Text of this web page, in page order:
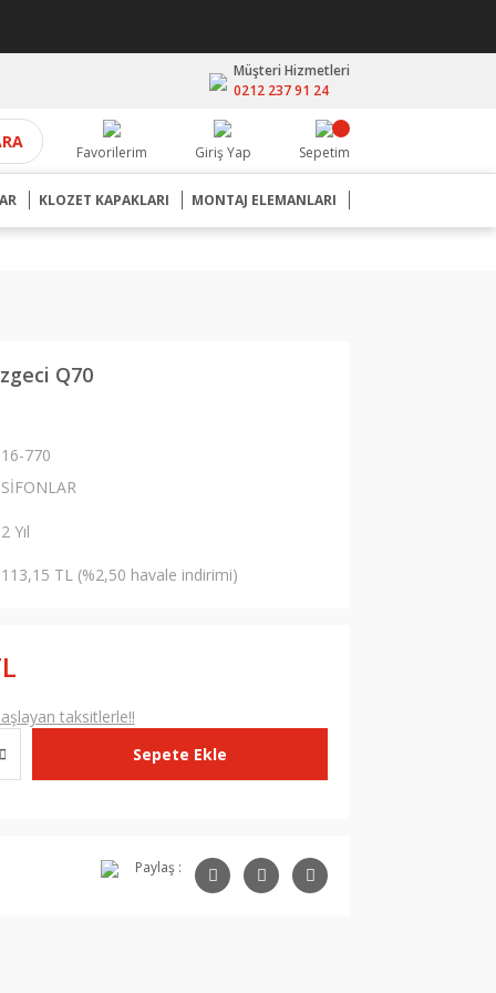
Müşteri Hizmetleri
0212 237 91 24
Favorilerim Giriş Yap Sepetim
KLOZET KAPAKLARI MONTAJ ELEMANLARI
Q70
16-770
SİFONLAR
2 Yıl
113,15 TL (%2,50 havale indirimi)
taksitlerle!!
Sepete Ekle
Paylaş :